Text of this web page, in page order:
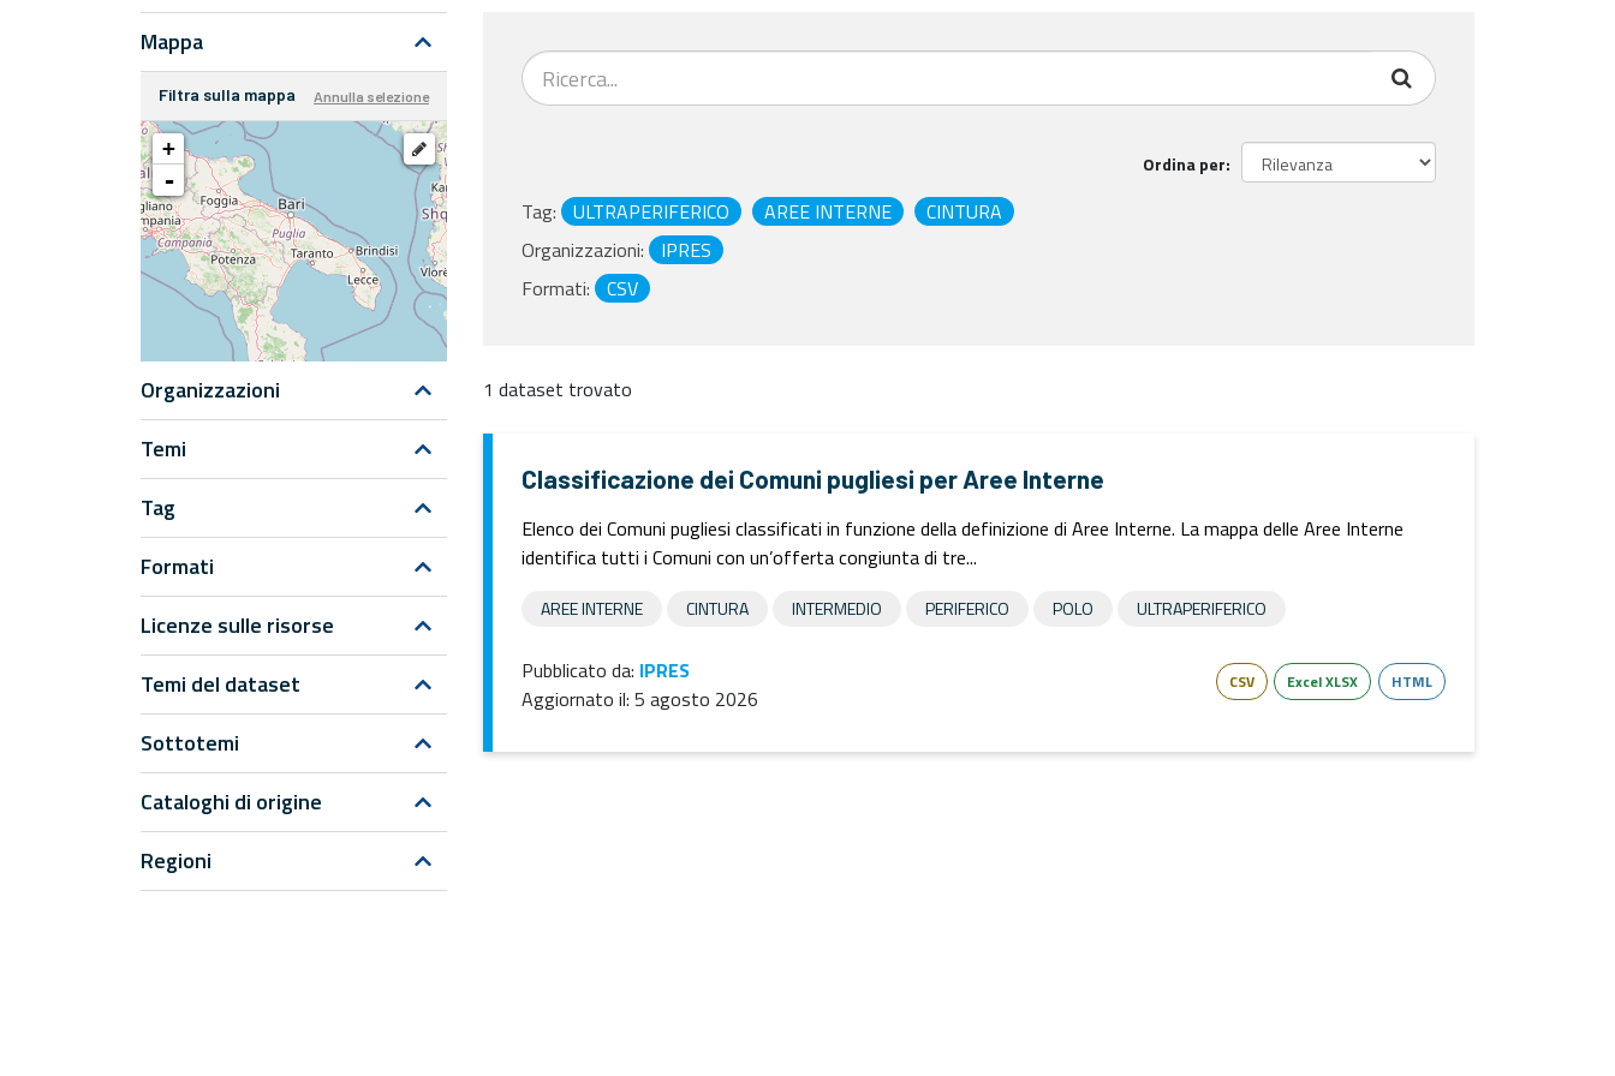
Mappa
Filtra sulla mappa Annulla selezione
+
-
Organizzazioni
Temi
Tag
Formati
Licenze sulle risorse
Temi del dataset
Sottotemi
Cataloghi di origine
Regioni
Ordina per
Tag: ULTRAPERIFERICO AREE INTERNE
CINTURA
Organizzazioni:
IPRES
Formati:
CSV
1 dataset trovato
Classificazione dei Comuni pugliesi per Aree Interne
Elenco dei Comuni pugliesi classificati in funzione della definizione di Aree Interne. La mappa delle Aree Interne
identifica tutti i Comuni con un’offerta congiunta di tre...
AREE INTERNE CINTURA INTERMEDIO PERIFERICO POLO ULTRAPERIFERICO
Pubblicato da: IPRES
Aggiornato il: 5 agosto 2026
CSV Excel XLSX HTML